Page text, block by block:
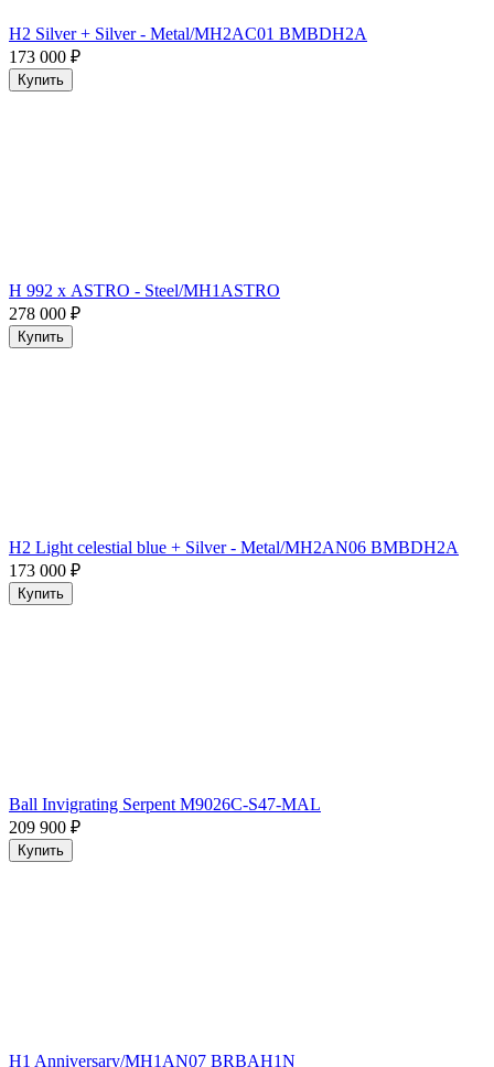
H2 Silver + Silver - Metal/MH2AC01 BMBDH2A
173 000 ₽
Купить
H 992 х ASTRO - Steel/MH1ASTRO
278 000 ₽
Купить
H2 Light celestial blue + Silver - Metal/MH2AN06 BMBDH2A
173 000 ₽
Купить
Ball Invigrating Serpent M9026C-S47-MAL
209 900 ₽
Купить
H1 Anniversary/MH1AN07 BRBAH1N